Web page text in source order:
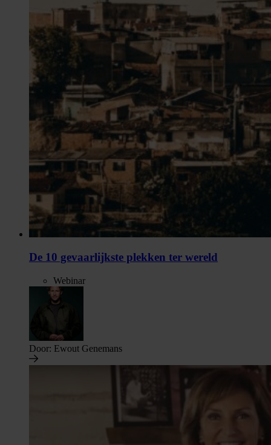
De 10 gevaarlijkste plekken ter wereld
Webinar
Door: Ewout Genemans